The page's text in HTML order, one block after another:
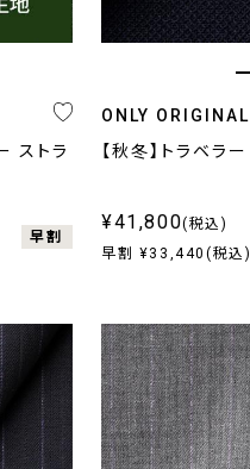
ストラ
早割
ONLY ORIGINAL
¥41,800(税込)
早割 ¥33,440(税込)